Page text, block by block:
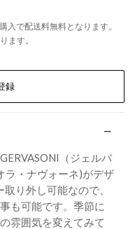
で配送料無料となります。
ます。
録
（ジェルバ
ラ・ナヴォーネ)がデザ
り外し可能なので、
も可能です。季節に
雰囲気を変えてみて